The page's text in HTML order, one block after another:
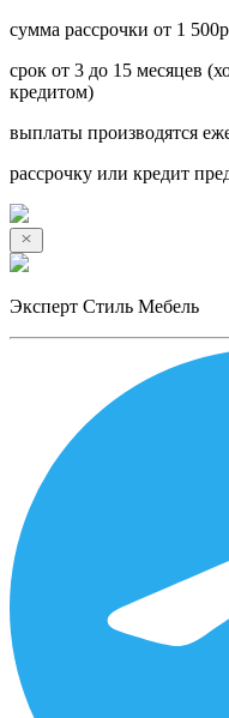
сумма рассрочки от 1
срок от 3 до 15 месяцев
кредитом)
выплаты производятся
рассрочку или кредит
Эксперт Стиль Мебель